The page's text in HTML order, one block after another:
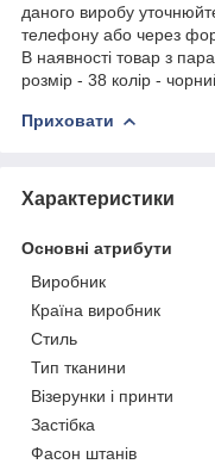
даного виробу
телефону або через
В наявності товар з
розмір - 38 колір -
Приховати
Характеристики
Основні атрибути
Виробник
Країна виробник
Стиль
Тип тканини
Візерунки і принти
Застібка
Фасон штанів